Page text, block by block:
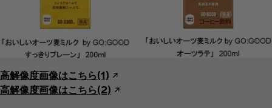
高解像度画像はこちら(1) ↗︎
高解像度画像はこちら(2) ↗︎